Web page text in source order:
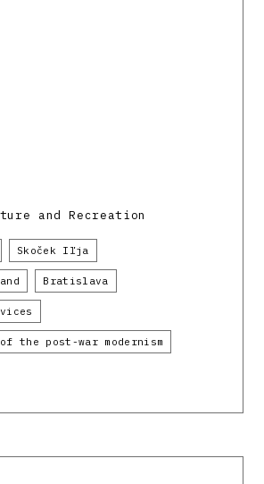
and Recreation
Skoček Iľja
Bratislava
the post-war modernism